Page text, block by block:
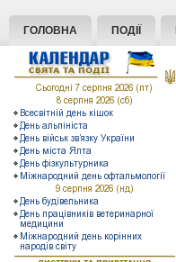
ГОЛОВНА ПОДІЇ